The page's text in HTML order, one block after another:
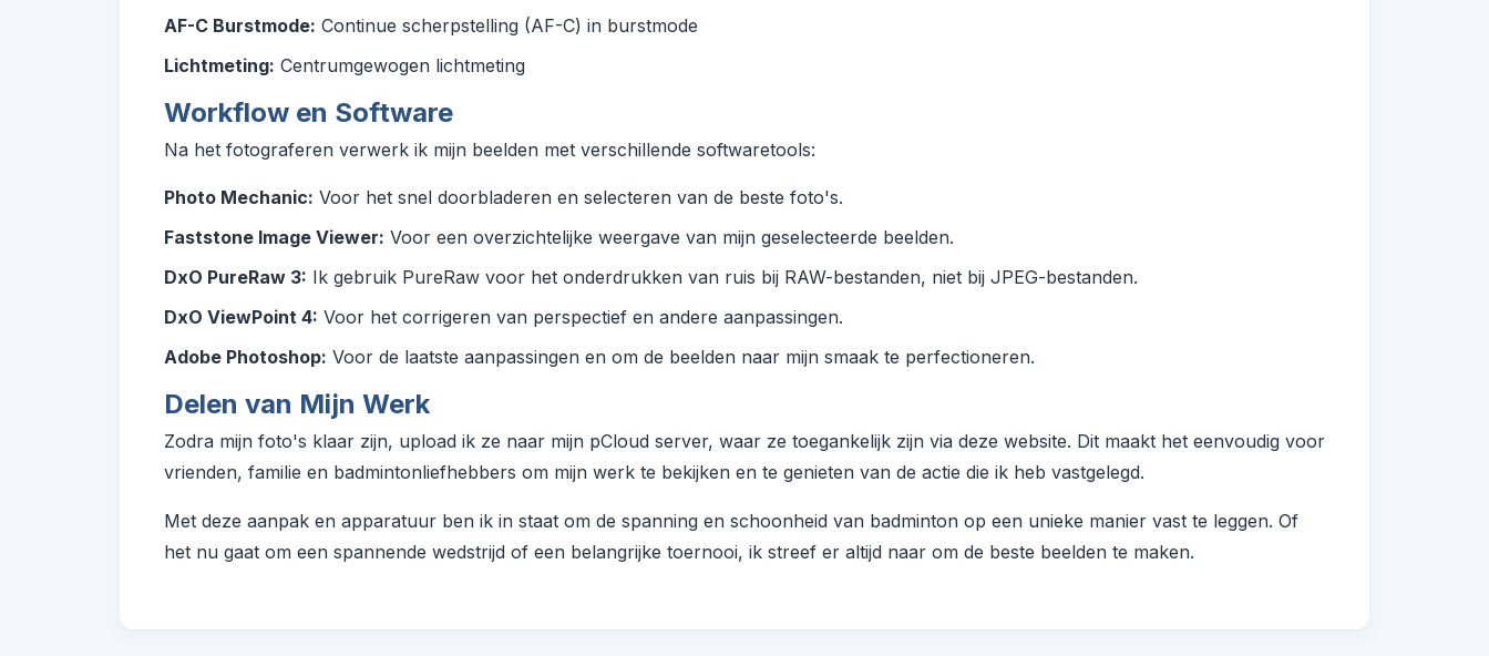
AF-C Burstmode: Continue scherpstelling (AF-C) in burstmode
Lichtmeting: Centrumgewogen lichtmeting
Workflow en Software
Na het fotograferen verwerk ik mijn beelden met verschillende softwaretools:
Photo Mechanic: Voor het snel doorbladeren en selecteren van de beste foto's.
Faststone Image Viewer: Voor een overzichtelijke weergave van mijn geselecteerde beelden.
DxO PureRaw 3: Ik gebruik PureRaw voor het onderdrukken van ruis bij RAW-bestanden, niet bij JPEG-bestanden.
DxO ViewPoint 4: Voor het corrigeren van perspectief en andere aanpassingen.
Adobe Photoshop: Voor de laatste aanpassingen en om de beelden naar mijn smaak te perfectioneren.
Delen van Mijn Werk
Zodra mijn foto's klaar zijn, upload ik ze naar mijn pCloud server, waar ze toegankelijk zijn via deze website. Dit maakt het eenvoudig voor
vrienden, familie en badmintonliefhebbers om mijn werk te bekijken en te genieten van de actie die ik heb vastgelegd.
Met deze aanpak en apparatuur ben ik in staat om de spanning en schoonheid van badminton op een unieke manier vast te leggen. Of
het nu gaat om een spannende wedstrijd of een belangrijke toernooi, ik streef er altijd naar om de beste beelden te maken.